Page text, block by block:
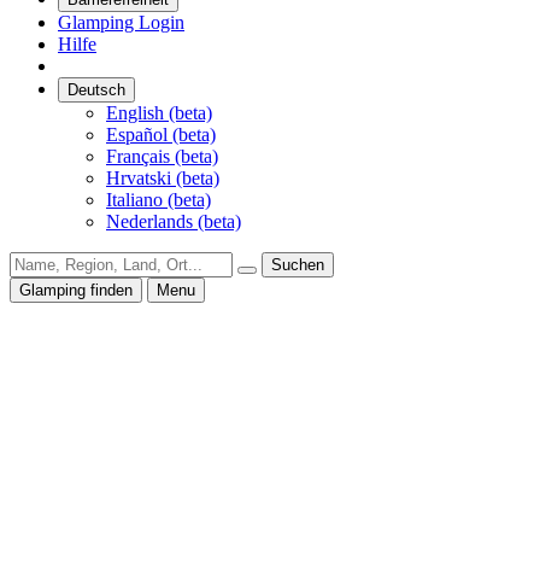
Glamping Login
Hilfe
Deutsch
English (beta)
Español (beta)
Français (beta)
Hrvatski (beta)
Italiano (beta)
Nederlands (beta)
Suchen
Glamping finden
Menu